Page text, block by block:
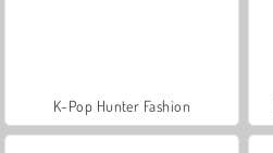
K-Pop Hunter Fashion